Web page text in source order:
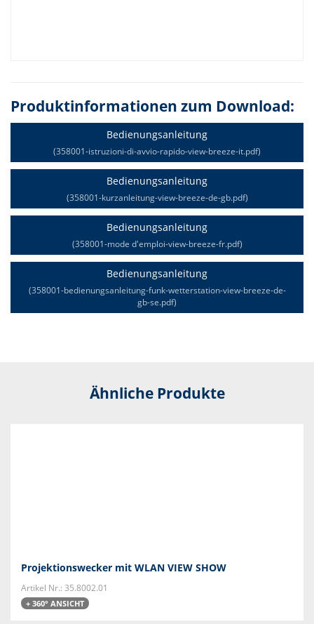
Produktinformationen zum Download:
Bedienungsanleitung
(358001-istruzioni-di-avvio-rapido-view-breeze-it.pdf)
Bedienungsanleitung
(358001-kurzanleitung-view-breeze-de-gb.pdf)
Bedienungsanleitung
(358001-mode d'emploi-view-breeze-fr.pdf)
Bedienungsanleitung
(358001-bedienungsanleitung-funk-wetterstation-view-breeze-de-
gb-se.pdf)
Ähnliche Produkte
Projektionswecker mit WLAN VIEW SHOW
Artikel Nr.: 35.8002.01
+ 360° ANSICHT